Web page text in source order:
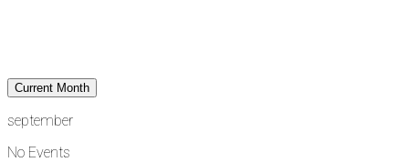
Current Month
september
No Events